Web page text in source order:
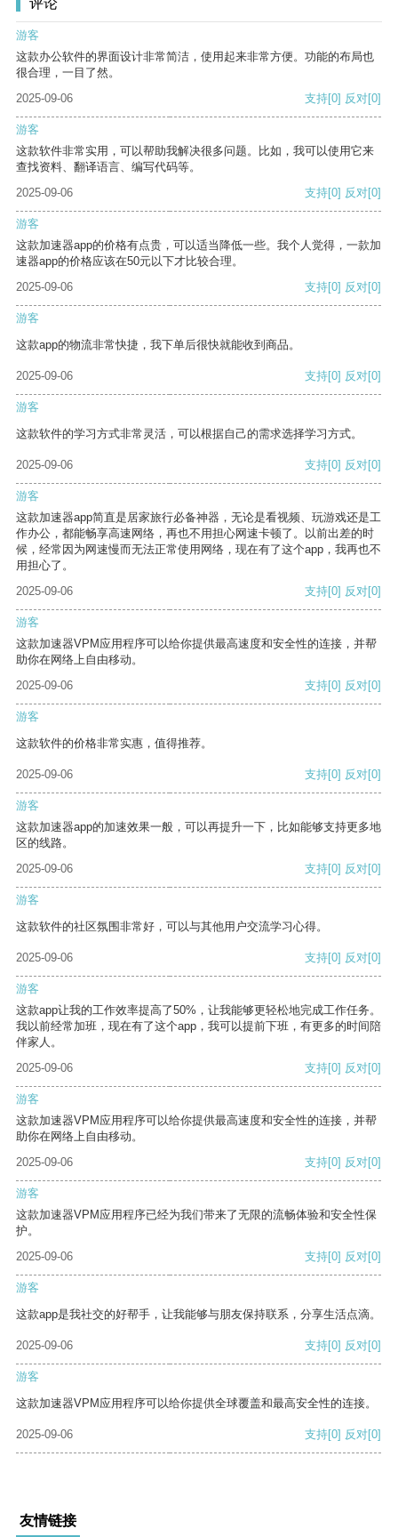
评论
游客
这款办公软件的界面设计非常简洁，使用起来非常方便。功能的布局也
很合理，一目了然。
2025-09-06
支持[0] 反对[0]
游客
这款软件非常实用，可以帮助我解决很多问题。比如，我可以使用它来
查找资料、翻译语言、编写代码等。
2025-09-06
支持[0] 反对[0]
游客
这款加速器app的价格有点贵，可以适当降低一些。我个人觉得，一款加
速器app的价格应该在50元以下才比较合理。
2025-09-06
支持[0] 反对[0]
游客
这款app的物流非常快捷，我下单后很快就能收到商品。
2025-09-06 支持[0] 反对[0]
游客
这款软件的学习方式非常灵活，可以根据自己的需求选择学习方式。
2025-09-06 支持[0] 反对[0]
游客
这款加速器app简直是居家旅行必备神器，无论是看视频、玩游戏还是工
作办公，都能畅享高速网络，再也不用担心网速卡顿了。以前出差的时
候，经常因为网速慢而无法正常使用网络，现在有了这个app，我再也不
用担心了。
2025-09-06
支持[0] 反对[0]
游客
这款加速器VPM应用程序可以给你提供最高速度和安全性的连接，并帮
助你在网络上自由移动。
2025-09-06
支持[0] 反对[0]
游客
这款软件的价格非常实惠，值得推荐。
2025-09-06 支持[0] 反对[0]
游客
这款加速器app的加速效果一般，可以再提升一下，比如能够支持更多地
区的线路。
2025-09-06
支持[0] 反对[0]
游客
这款软件的社区氛围非常好，可以与其他用户交流学习心得。
2025-09-06 支持[0] 反对[0]
游客
这款app让我的工作效率提高了50%，让我能够更轻松地完成工作任务。
我以前经常加班，现在有了这个app，我可以提前下班，有更多的时间陪
伴家人。
2025-09-06
支持[0] 反对[0]
游客
这款加速器VPM应用程序可以给你提供最高速度和安全性的连接，并帮
助你在网络上自由移动。
2025-09-06
支持[0] 反对[0]
游客
这款加速器VPM应用程序已经为我们带来了无限的流畅体验和安全性保
护。
2025-09-06
支持[0] 反对[0]
游客
这款app是我社交的好帮手，让我能够与朋友保持联系，分享生活点滴。
2025-09-06 支持[0] 反对[0]
游客
这款加速器VPM应用程序可以给你提供全球覆盖和最高安全性的连接。
2025-09-06 支持[0] 反对[0]
友情链接